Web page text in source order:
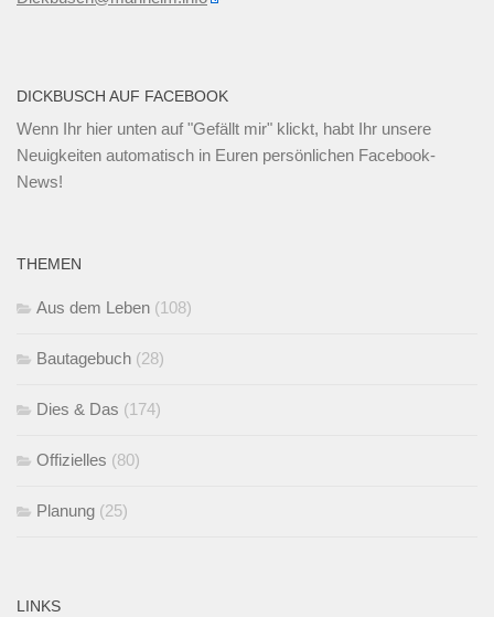
DICKBUSCH AUF FACEBOOK
Wenn Ihr hier unten auf "Gefällt mir" klickt, habt Ihr unsere
Neuigkeiten automatisch in Euren persönlichen Facebook-
News!
THEMEN
Aus dem Leben (108)
Bautagebuch (28)
Dies & Das (174)
Offizielles (80)
Planung (25)
LINKS